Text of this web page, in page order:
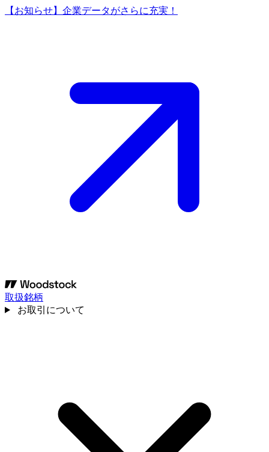
【お知らせ】企業データがさらに充実！
取扱銘柄
お取引について